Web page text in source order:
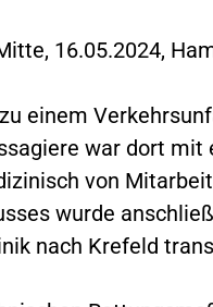
16.05.2024,
einem
war dort mit
von
wurde
nach Krefeld